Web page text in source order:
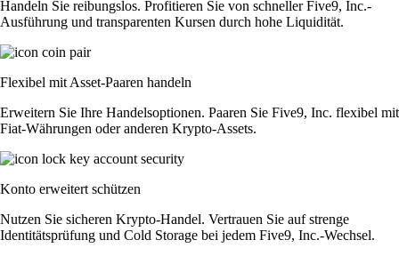
Handeln Sie reibungslos. Profitieren Sie von schneller Five9, Inc.-
Ausführung und transparenten Kursen durch hohe Liquidität.
Flexibel mit Asset-Paaren handeln
Erweitern Sie Ihre Handelsoptionen. Paaren Sie Five9, Inc. flexibel mit
Fiat-Währungen oder anderen Krypto-Assets.
Konto erweitert schützen
Nutzen Sie sicheren Krypto-Handel. Vertrauen Sie auf strenge
Identitätsprüfung und Cold Storage bei jedem Five9, Inc.-Wechsel.